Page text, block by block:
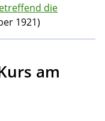
die
1921)
am